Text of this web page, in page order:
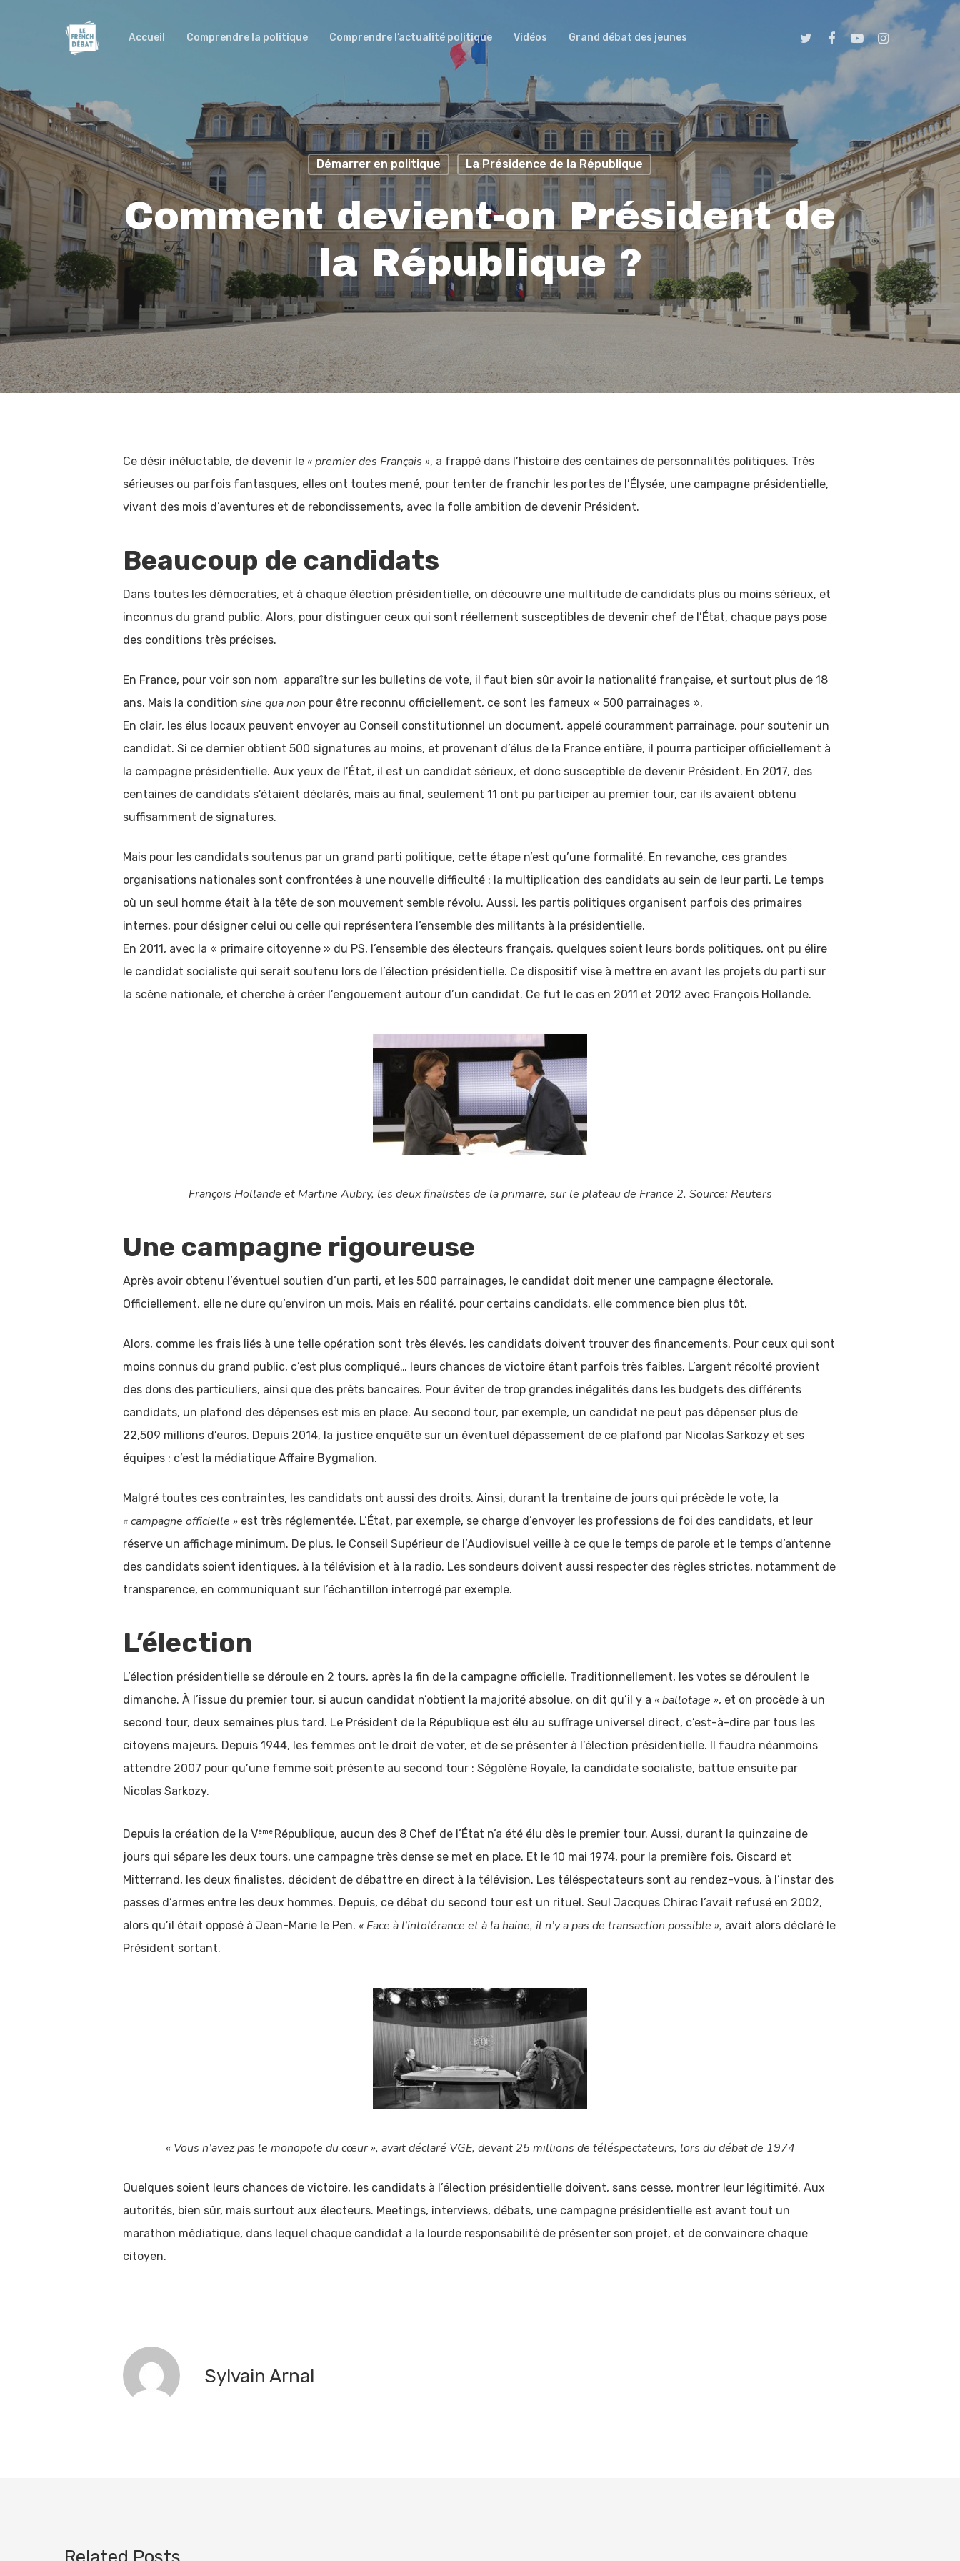
Accueil Comprendre la politique Comprendre l’actualité politique Vidéos Grand débat des jeunes
Démarrer en politique La Présidence de la République
Comment devient-on Président de
la République ?
Ce désir inéluctable, de devenir le « premier des Français », a frappé dans l’histoire des centaines de personnalités politiques. Très
sérieuses ou parfois fantasques, elles ont toutes mené, pour tenter de franchir les portes de l’Élysée, une campagne présidentielle,
vivant des mois d’aventures et de rebondissements, avec la folle ambition de devenir Président.
Beaucoup de candidats
Dans toutes les démocraties, et à chaque élection présidentielle, on découvre une multitude de candidats plus ou moins sérieux, et
inconnus du grand public. Alors, pour distinguer ceux qui sont réellement susceptibles de devenir chef de l’État, chaque pays pose
des conditions très précises.
En France, pour voir son nom apparaître sur les bulletins de vote, il faut bien sûr avoir la nationalité française, et surtout plus de 18
ans. Mais la condition sine qua non pour être reconnu officiellement, ce sont les fameux « 500 parrainages ».
En clair, les élus locaux peuvent envoyer au Conseil constitutionnel un document, appelé couramment parrainage, pour soutenir un
candidat. Si ce dernier obtient 500 signatures au moins, et provenant d’élus de la France entière, il pourra participer officiellement à
la campagne présidentielle. Aux yeux de l’État, il est un candidat sérieux, et donc susceptible de devenir Président. En 2017, des
centaines de candidats s’étaient déclarés, mais au final, seulement 11 ont pu participer au premier tour, car ils avaient obtenu
suffisamment de signatures.
Mais pour les candidats soutenus par un grand parti politique, cette étape n’est qu’une formalité. En revanche, ces grandes
organisations nationales sont confrontées à une nouvelle difficulté : la multiplication des candidats au sein de leur parti. Le temps
où un seul homme était à la tête de son mouvement semble révolu. Aussi, les partis politiques organisent parfois des primaires
internes, pour désigner celui ou celle qui représentera l’ensemble des militants à la présidentielle.
En 2011, avec la « primaire citoyenne » du PS, l’ensemble des électeurs français, quelques soient leurs bords politiques, ont pu élire
le candidat socialiste qui serait soutenu lors de l’élection présidentielle. Ce dispositif vise à mettre en avant les projets du parti sur
la scène nationale, et cherche à créer l’engouement autour d’un candidat. Ce fut le cas en 2011 et 2012 avec François Hollande.
François Hollande et Martine Aubry, les deux finalistes de la primaire, sur le plateau de France 2. Source: Reuters
Une campagne rigoureuse
Après avoir obtenu l’éventuel soutien d’un parti, et les 500 parrainages, le candidat doit mener une campagne électorale.
Officiellement, elle ne dure qu’environ un mois. Mais en réalité, pour certains candidats, elle commence bien plus tôt.
Alors, comme les frais liés à une telle opération sont très élevés, les candidats doivent trouver des financements. Pour ceux qui sont
moins connus du grand public, c’est plus compliqué… leurs chances de victoire étant parfois très faibles. L’argent récolté provient
des dons des particuliers, ainsi que des prêts bancaires. Pour éviter de trop grandes inégalités dans les budgets des différents
candidats, un plafond des dépenses est mis en place. Au second tour, par exemple, un candidat ne peut pas dépenser plus de
22,509 millions d’euros. Depuis 2014, la justice enquête sur un éventuel dépassement de ce plafond par Nicolas Sarkozy et ses
équipes : c’est la médiatique Affaire Bygmalion.
Malgré toutes ces contraintes, les candidats ont aussi des droits. Ainsi, durant la trentaine de jours qui précède le vote, la
« campagne officielle » est très réglementée. L’État, par exemple, se charge d’envoyer les professions de foi des candidats, et leur
réserve un affichage minimum. De plus, le Conseil Supérieur de l’Audiovisuel veille à ce que le temps de parole et le temps d’antenne
des candidats soient identiques, à la télévision et à la radio. Les sondeurs doivent aussi respecter des règles strictes, notamment de
transparence, en communiquant sur l’échantillon interrogé par exemple.
L’élection
L’élection présidentielle se déroule en 2 tours, après la fin de la campagne officielle. Traditionnellement, les votes se déroulent le
dimanche. À l’issue du premier tour, si aucun candidat n’obtient la majorité absolue, on dit qu’il y a « ballotage », et on procède à un
second tour, deux semaines plus tard. Le Président de la République est élu au suffrage universel direct, c’est-à-dire par tous les
citoyens majeurs. Depuis 1944, les femmes ont le droit de voter, et de se présenter à l’élection présidentielle. Il faudra néanmoins
attendre 2007 pour qu’une femme soit présente au second tour : Ségolène Royale, la candidate socialiste, battue ensuite par
Nicolas Sarkozy.
Depuis la création de la Vème République, aucun des 8 Chef de l’État n’a été élu dès le premier tour. Aussi, durant la quinzaine de
jours qui sépare les deux tours, une campagne très dense se met en place. Et le 10 mai 1974, pour la première fois, Giscard et
Mitterrand, les deux finalistes, décident de débattre en direct à la télévision. Les téléspectateurs sont au rendez-vous, à l’instar des
passes d’armes entre les deux hommes. Depuis, ce débat du second tour est un rituel. Seul Jacques Chirac l’avait refusé en 2002,
alors qu’il était opposé à Jean-Marie le Pen. « Face à l’intolérance et à la haine, il n’y a pas de transaction possible », avait alors déclaré le
Président sortant.
« Vous n’avez pas le monopole du cœur », avait déclaré VGE, devant 25 millions de téléspectateurs, lors du débat de 1974
Quelques soient leurs chances de victoire, les candidats à l’élection présidentielle doivent, sans cesse, montrer leur légitimité. Aux
autorités, bien sûr, mais surtout aux électeurs. Meetings, interviews, débats, une campagne présidentielle est avant tout un
marathon médiatique, dans lequel chaque candidat a la lourde responsabilité de présenter son projet, et de convaincre chaque
citoyen.
Sylvain Arnal